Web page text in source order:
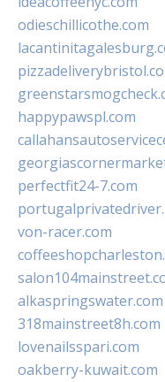
odieschillicothe.com
happypawspl.com
perfectfit24-7.com
von-racer.com
alkaspringswater.com
318mainstreet8h.com
lovenailsspari.com
oakberry-kuwait.com